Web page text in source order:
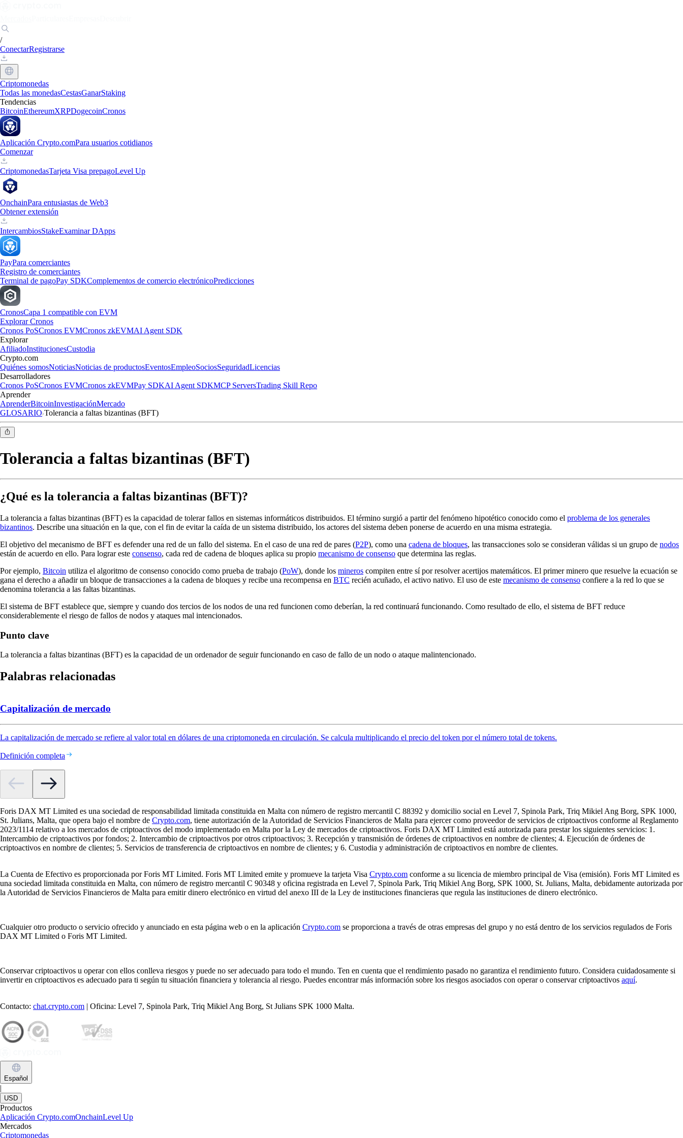
/
ConectarRegistrarse
Criptomonedas
Todas las monedasCestasGanarStaking
Tendencias
BitcoinEthereumXRPDogecoinCronos
Aplicación Crypto.comPara usuarios cotidianos
Comenzar
CriptomonedasTarjeta Visa prepagoLevel Up
OnchainPara entusiastas de Web3
Obtener extensión
IntercambiosStakeExaminar DApps
PayPara comerciantes
Registro de comerciantes
Terminal de pagoPay SDKComplementos de comercio electrónicoPredicciones
CronosCapa 1 compatible con EVM
Explorar Cronos
Cronos PoSCronos EVMCronos zkEVMAI Agent SDK
Explorar
AfiliadoInstitucionesCustodia
Crypto.com
Quiénes somosNoticiasNoticias de productosEventosEmpleoSociosSeguridadLicencias
Desarrolladores
Cronos PoSCronos EVMCronos zkEVMPay SDKAI Agent SDKMCP ServersTrading Skill Repo
Aprender
AprenderBitcoinInvestigaciónMercado
GLOSARIO Tolerancia a faltas bizantinas (BFT)
Tolerancia a faltas bizantinas (BFT)
¿Qué es la tolerancia a faltas bizantinas (BFT)?
La tolerancia a faltas bizantinas (BFT) es la capacidad de tolerar fallos en sistemas informáticos distribuidos. El término surgió a partir del fenómeno hipotético conocido como el problema de los generales
bizantinos. Describe una situación en la que, con el fin de evitar la caída de un sistema distribuido, los actores del sistema deben ponerse de acuerdo en una misma estrategia.
El objetivo del mecanismo de BFT es defender una red de un fallo del sistema. En el caso de una red de pares (P2P), como una cadena de bloques, las transacciones solo se consideran válidas si un grupo de nodos
están de acuerdo en ello. Para lograr este consenso, cada red de cadena de bloques aplica su propio mecanismo de consenso que determina las reglas.
Por ejemplo, Bitcoin utiliza el algoritmo de consenso conocido como prueba de trabajo (PoW), donde los mineros compiten entre sí por resolver acertijos matemáticos. El primer minero que resuelve la ecuación se
gana el derecho a añadir un bloque de transacciones a la cadena de bloques y recibe una recompensa en BTC recién acuñado, el activo nativo. El uso de este mecanismo de consenso confiere a la red lo que se
denomina tolerancia a las faltas bizantinas.
El sistema de BFT establece que, siempre y cuando dos tercios de los nodos de una red funcionen como deberían, la red continuará funcionando. Como resultado de ello, el sistema de BFT reduce
considerablemente el riesgo de fallos de nodos y ataques mal intencionados.
Punto clave
La tolerancia a faltas bizantinas (BFT) es la capacidad de un ordenador de seguir funcionando en caso de fallo de un nodo o ataque malintencionado.
Palabras relacionadas
Capitalización de mercado
La capitalización de mercado se refiere al valor total en dólares de una criptomoneda en circulación. Se calcula multiplicando el precio del token por el número total de tokens.
Definición completa
Foris DAX MT Limited es una sociedad de responsabilidad limitada constituida en Malta con número de registro mercantil C 88392 y domicilio social en Level 7, Spinola Park, Triq Mikiel Ang Borg, SPK 1000,
St. Julians, Malta, que opera bajo el nombre de Crypto.com, tiene autorización de la Autoridad de Servicios Financieros de Malta para ejercer como proveedor de servicios de criptoactivos conforme al Reglamento
2023/1114 relativo a los mercados de criptoactivos del modo implementado en Malta por la Ley de mercados de criptoactivos. Foris DAX MT Limited está autorizada para prestar los siguientes servicios: 1.
Intercambio de criptoactivos por fondos; 2. Intercambio de criptoactivos por otros criptoactivos; 3. Recepción y transmisión de órdenes de criptoactivos en nombre de clientes; 4. Ejecución de órdenes de
criptoactivos en nombre de clientes; 5. Servicios de transferencia de criptoactivos en nombre de clientes; y 6. Custodia y administración de criptoactivos en nombre de clientes.
La Cuenta de Efectivo es proporcionada por Foris MT Limited. Foris MT Limited emite y promueve la tarjeta Visa Crypto.com conforme a su licencia de miembro principal de Visa (emisión). Foris MT Limited es
una sociedad limitada constituida en Malta, con número de registro mercantil C 90348 y oficina registrada en Level 7, Spinola Park, Triq Mikiel Ang Borg, SPK 1000, St. Julians, Malta, debidamente autorizada por
la Autoridad de Servicios Financieros de Malta para emitir dinero electrónico en virtud del anexo III de la Ley de instituciones financieras que regula las instituciones de dinero electrónico.
Cualquier otro producto o servicio ofrecido y anunciado en esta página web o en la aplicación Crypto.com se proporciona a través de otras empresas del grupo y no está dentro de los servicios regulados de Foris
DAX MT Limited o Foris MT Limited.
Conservar criptoactivos u operar con ellos conlleva riesgos y puede no ser adecuado para todo el mundo. Ten en cuenta que el rendimiento pasado no garantiza el rendimiento futuro. Considera cuidadosamente si
invertir en criptoactivos es adecuado para ti según tu situación financiera y tolerancia al riesgo. Puedes encontrar más información sobre los riesgos asociados con operar o conservar criptoactivos aquí.
Contacto: chat.crypto.com | Oficina: Level 7, Spinola Park, Triq Mikiel Ang Borg, St Julians SPK 1000 Malta.
Español
|
USD
Productos
Aplicación Crypto.comOnchainLevel Up
Mercados
Criptomonedas